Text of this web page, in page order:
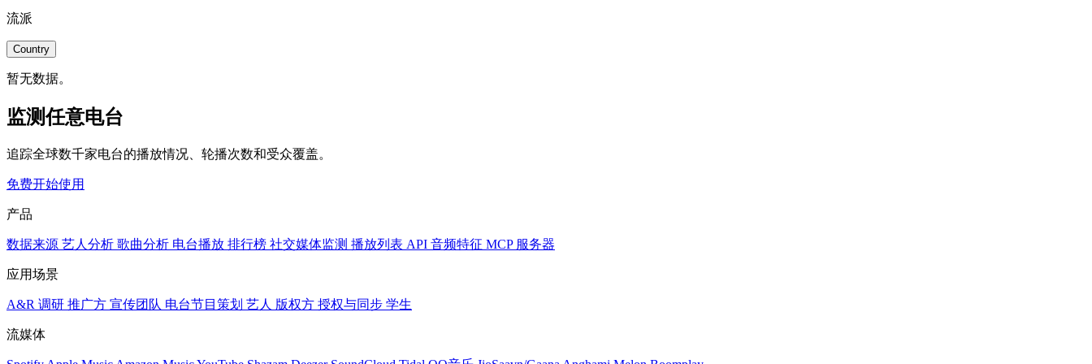
流派
Country
暂无数据。
监测任意电台
追踪全球数千家电台的播放情况、轮播次数和受众覆盖。
免费开始使用
产品
数据来源 艺人分析 歌曲分析 电台播放 排行榜 社交媒体监测 播放列表 API 音频特征 MCP 服务器
应用场景
A&R 调研 推广方 宣传团队 电台节目策划 艺人 版权方 授权与同步 学生
流媒体